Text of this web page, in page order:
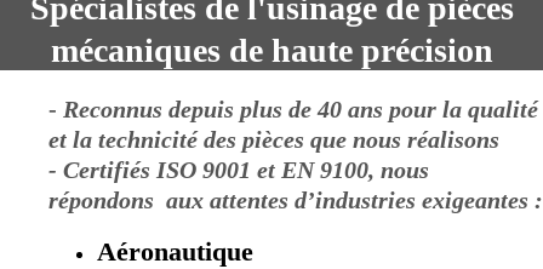
Spécialistes de l'usinage de pièces
mécaniques de haute précision
- Reconnus depuis plus de 40 ans pour la qualité
et la technicité des pièces que nous réalisons
- Certifiés ISO 9001 et EN 9100, nous
répondons aux attentes d’industries exigeantes :
Aéronautique